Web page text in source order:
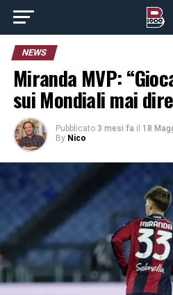
NEWS
Miranda MVP:
sui Mondiali mai
Pubblicato 3 mesi fa il 18
By Nico